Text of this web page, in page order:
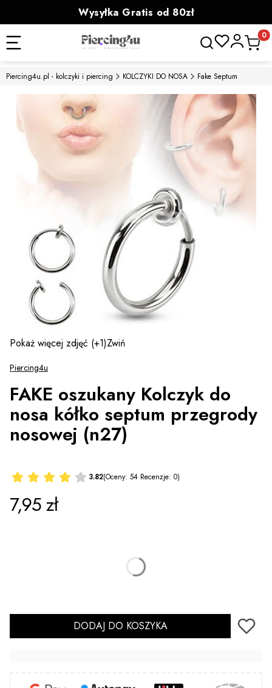
Wysyłka Gratis od 80zł
powyżej 100zł prezent
Otwórz
Piercing4u.pl - kolczyki i piercing KOLCZYKI DO NOSA Fake Septum
Pokaż więcej zdjęć (+1)Zwiń
Piercing4u
FAKE oszukany Kolczyk do
nosa kółko septum przegrody
nosowej (n27)
3.82(Oceny: 54 Recenzje: 0)
Cena
7,95 zł
DODAJ DO KOSZYKA